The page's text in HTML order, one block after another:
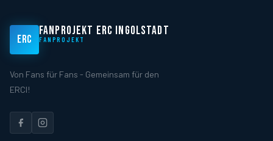
ERC
FANPROJEKT ERC INGOLSTADT
FANPROJEKT
Von Fans für Fans - Gemeinsam für den
ERCI!